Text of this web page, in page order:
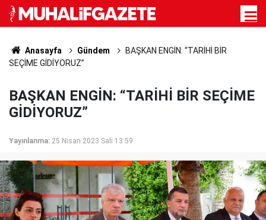
Anasayfa Gündem
BAŞKAN ENGİN: “TARİHİ BİR
SEÇİME GİDİYORUZ”
BAŞKAN ENGİN: “TARİHİ BİR SEÇİME
GİDİYORUZ”
Yayınlanma: 25 Nisan 2023 Salı 13:59